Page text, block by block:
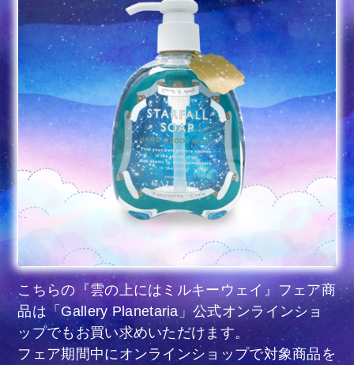
こちらの『雲の上にはミルキーウェイ』フェア商
品は「Gallery Planetaria」公式オンラインショ
ップでもお買い求めいただけます。
フェア期間中にオンラインショップで対象商品を